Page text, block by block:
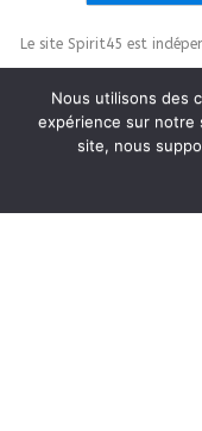
Le site Spirit45 est
This site
Nous utilisons des
expérience sur notre
site, nous